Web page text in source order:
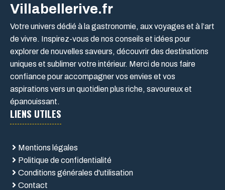
Villabellerive.fr
Votre univers dédié à la gastronomie, aux voyages et à l’art
de vivre. Inspirez-vous de nos conseils et idées pour
explorer de nouvelles saveurs, découvrir des destinations
uniques et sublimer votre intérieur. Merci de nous faire
confiance pour accompagner vos envies et vos
aspirations vers un quotidien plus riche, savoureux et
épanouissant.
LIENS UTILES
Mentions légales
Politique de confidentialité
Conditions générales d'utilisation
Contact